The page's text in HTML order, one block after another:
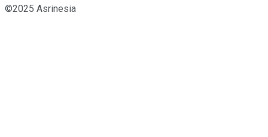
©2025 Asrinesia